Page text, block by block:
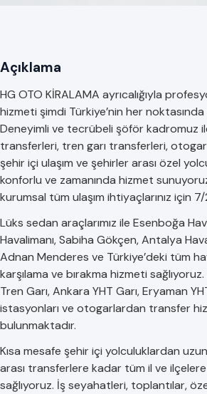
Açıklama
HG OTO KİRALAMA ayrıcalığıyla
hizmeti şimdi Türkiye’nin her noktasında
Deneyimli ve tecrübeli şöför kadromuz
transferleri, tren garı transferleri,
şehir içi ulaşım ve şehirler arası özel
konforlu ve zamanında hizmet
kurumsal tüm ulaşım ihtiyaçlarınız için 7/
Lüks sedan araçlarımız ile Esenboğa
Havalimanı, Sabiha Gökçen, Antalya
Adnan Menderes ve Türkiye’deki tüm
karşılama ve bırakma hizmeti
Tren Garı, Ankara YHT Garı, Eryaman
istasyonları ve otogarlardan transfer
bulunmaktadır.
Kısa mesafe şehir içi yolculuklardan
arası transferlere kadar tüm il ve ilçelere
sağlıyoruz. İş seyahatleri, toplantılar,